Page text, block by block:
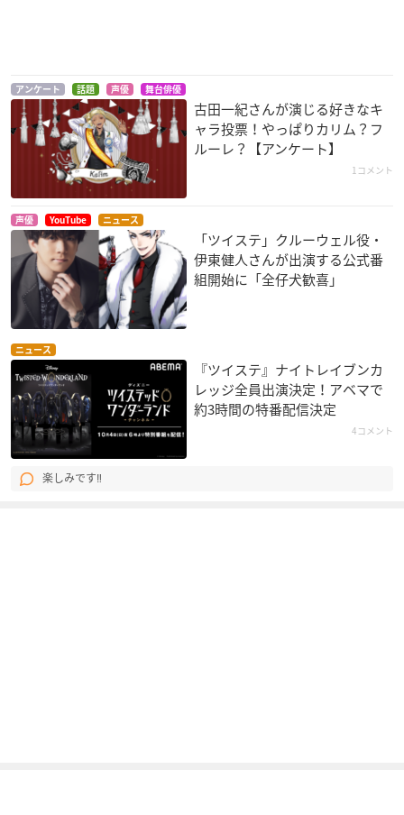
アンケート 話題 声優 舞台俳優
古田一紀さんが演じる好きなキ
ャラ投票！やっぱりカリム？フ
ルーレ？【アンケート】
1コメント
声優 YouTube ニュース
「ツイステ」クルーウェル役・
伊東健人さんが出演する公式番
組開始に「全仔犬歓喜」
ニュース
『ツイステ』ナイトレイブンカ
レッジ全員出演決定！アベマで
約3時間の特番配信決定
4コメント
楽しみです‼️